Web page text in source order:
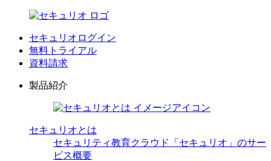
セキュリオログイン
無料トライアル
資料請求
製品紹介
セキュリオとは
セキュリティ教育クラウド「セキュリオ」のサー
ビス概要